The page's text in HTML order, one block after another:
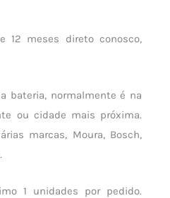
12 meses direto conosco,
bateria, normalmente é na
ou cidade mais próxima.
marcas, Moura, Bosch,
1 unidades por pedido.